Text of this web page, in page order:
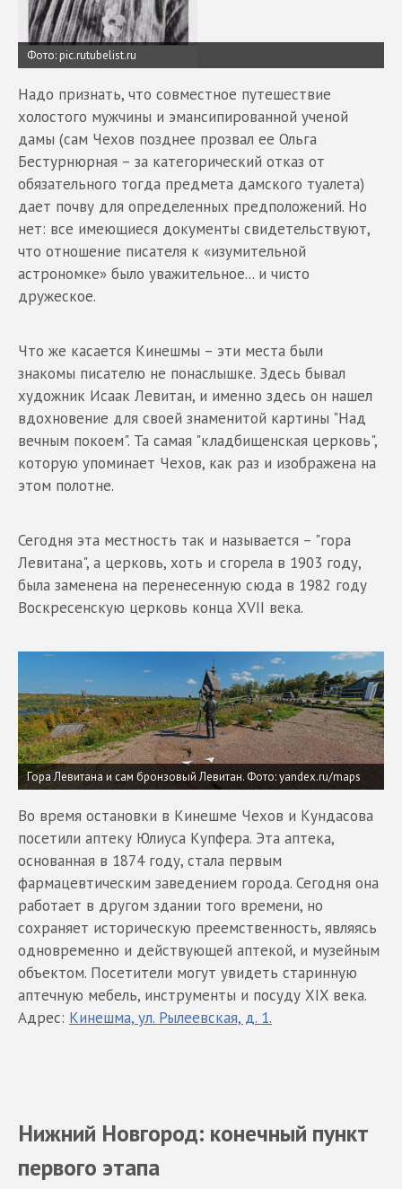
Фото: pic.rutubelist.ru
Надо признать, что совместное путешествие
холостого мужчины и эмансипированной ученой
дамы (сам Чехов позднее прозвал ее Ольга
Бестурнюрная – за категорический отказ от
обязательного тогда предмета дамского туалета)
дает почву для определенных предположений. Но
нет: все имеющиеся документы свидетельствуют,
что отношение писателя к «изумительной
астрономке» было уважительное... и чисто
дружеское.
Что же касается Кинешмы – эти места были
знакомы писателю не понаслышке. Здесь бывал
художник Исаак Левитан, и именно здесь он нашел
вдохновение для своей знаменитой картины "Над
вечным покоем". Та самая "кладбищенская церковь",
которую упоминает Чехов, как раз и изображена на
этом полотне.
Сегодня эта местность так и называется – "гора
Левитана", а церковь, хоть и сгорела в 1903 году,
была заменена на перенесенную сюда в 1982 году
Воскресенскую церковь конца XVII века.
Гора Левитана и сам бронзовый Левитан.Фото: yandex.ru/maps
Во время остановки в Кинешме Чехов и Кундасова
посетили аптеку Юлиуса Купфера. Эта аптека,
основанная в 1874 году, стала первым
фармацевтическим заведением города. Сегодня она
работает в другом здании того времени, но
сохраняет историческую преемственность, являясь
одновременно и действующей аптекой, и музейным
объектом. Посетители могут увидеть старинную
аптечную мебель, инструменты и посуду XIX века.
Адрес: Кинешма, ул. Рылеевская, д. 1.
Нижний Новгород: конечный пункт
первого этапа